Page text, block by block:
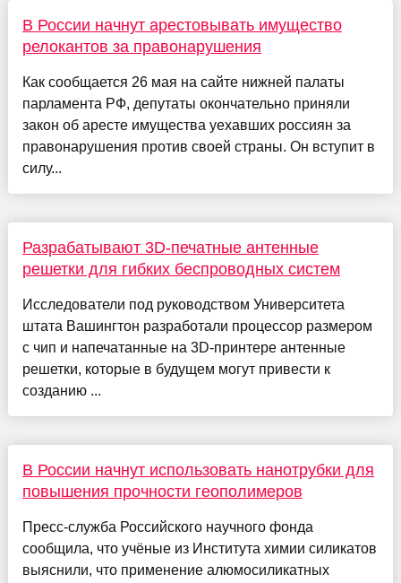
В России начнут арестовывать имущество
релокантов за правонарушения
Как сообщается 26 мая на сайте нижней палаты
парламента РФ, депутаты окончательно приняли
закон об аресте имущества уехавших россиян за
правонарушения против своей страны. Он вступит в
силу...
Разрабатывают 3D-печатные антенные
решетки для гибких беспроводных систем
Исследователи под руководством Университета
штата Вашингтон разработали процессор размером
с чип и напечатанные на 3D-принтере антенные
решетки, которые в будущем могут привести к
созданию ...
В России начнут использовать нанотрубки для
повышения прочности геополимеров
Пресс-служба Российского научного фонда
сообщила, что учёные из Института химии силикатов
выяснили, что применение алюмосиликатных